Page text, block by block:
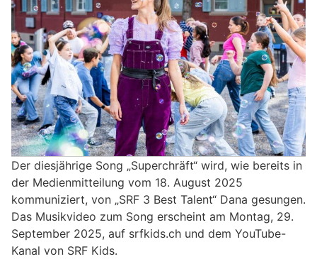
Der diesjährige Song „Superchräft“ wird, wie bereits in
der Medienmitteilung vom 18. August 2025
kommuniziert, von „SRF 3 Best Talent“ Dana gesungen.
Das Musikvideo zum Song erscheint am Montag, 29.
September 2025, auf srfkids.ch und dem YouTube-
Kanal von SRF Kids.